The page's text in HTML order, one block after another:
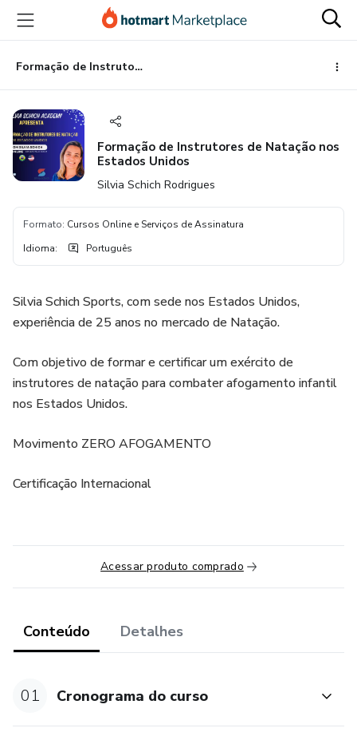
para
conteúdo
principal
para
pagamento
para
rodapé
Formação de Instrutores de Natação nos Estados Unidos
Formação de Instrutores de Natação nos
Estados Unidos
Silvia Schich Rodrigues
Formato: Cursos Online e Serviços de Assinatura
Idioma: Português
Silvia Schich Sports, com sede nos Estados Unidos,
experiência de 25 anos no mercado de Natação.
Com objetivo de formar e certificar um exército de
instrutores de natação para combater afogamento infantil
nos Estados Unidos.
Movimento ZERO AFOGAMENTO
Certificação Internacional
Acessar produto comprado
Conteúdo Detalhes
01 Cronograma do curso